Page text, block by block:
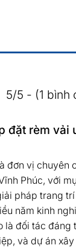
5/5 - (1 bình
đặt rèm vải
đơn vị chuyên
Phúc, với
pháp trang
năm kinh
là đối tác đáng
và dự án